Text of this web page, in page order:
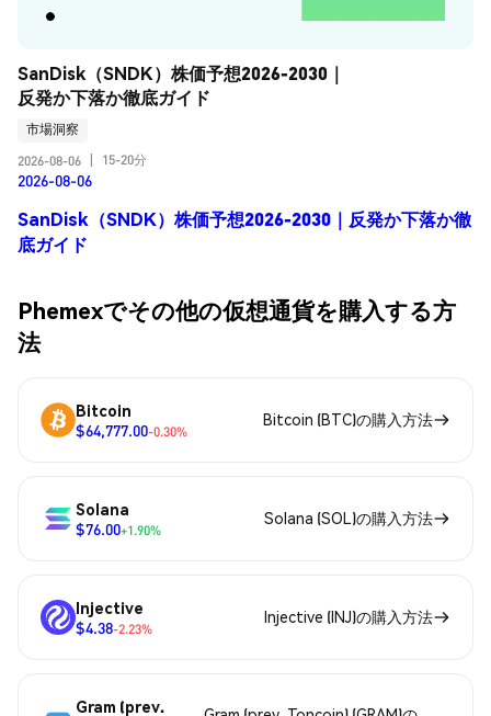
SanDisk（SNDK）株価予想2026-2030｜
反発か下落か徹底ガイド
市場洞察
2026-08-06
15-20分
2026-08-06
SanDisk（SNDK）株価予想2026-2030｜反発か下落か徹
底ガイド
Phemexでその他の仮想通貨を購入する方
法
Bitcoin
$64,777.00-0.30%
Bitcoin (BTC)の購入方法
Solana
$76.00+1.90%
Solana (SOL)の購入方法
Injective
$4.38-2.23%
Injective (INJ)の購入方法
Gram (prev.